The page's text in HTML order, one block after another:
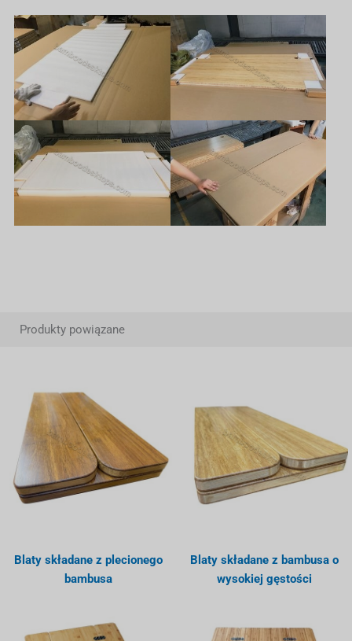
Produkty powiązane
Blaty składane z plecionego
bambusa
Blaty składane z bambusa o
wysokiej gęstości